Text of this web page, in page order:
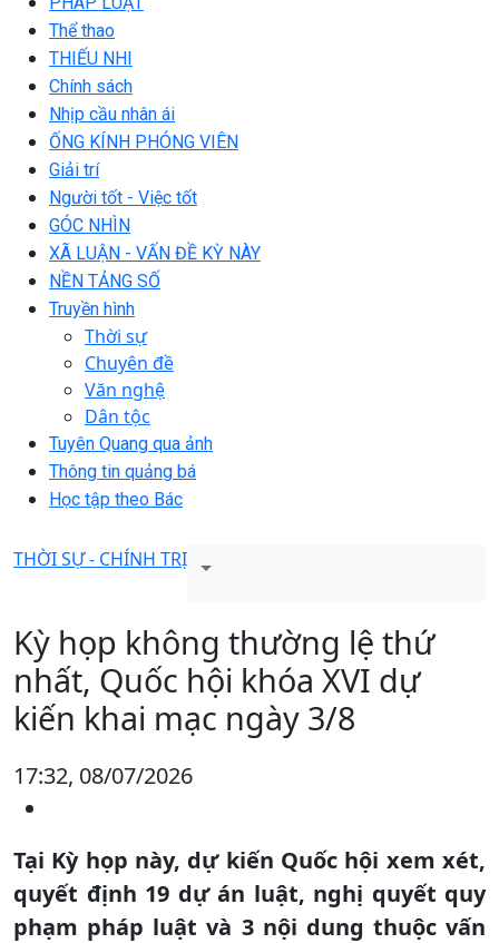
Thể thao
THIẾU NHI
Chính sách
Nhịp cầu nhân ái
ỐNG KÍNH PHÓNG VIÊN
Giải trí
Người tốt - Việc tốt
GÓC NHÌN
XÃ LUẬN - VẤN ĐỀ KỲ NÀY
NỀN TẢNG SỐ
Truyền hình
Thời sự
Chuyên đề
Văn nghệ
Dân tộc
Tuyên Quang qua ảnh
Thông tin quảng bá
Học tập theo Bác
THỜI SỰ - CHÍNH TRỊ
Kỳ họp không thường lệ thứ
nhất, Quốc hội khóa XVI dự
kiến khai mạc ngày 3/8
17:32, 08/07/2026
Tại Kỳ họp này, dự kiến Quốc hội xem xét,
quyết định 19 dự án luật, nghị quyết quy
phạm pháp luật và 3 nội dung thuộc vấn